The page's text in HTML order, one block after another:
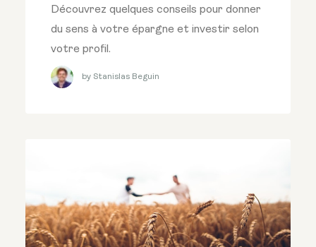
Découvrez quelques conseils pour donner
du sens à votre épargne et investir selon
votre profil.
by Stanislas Beguin